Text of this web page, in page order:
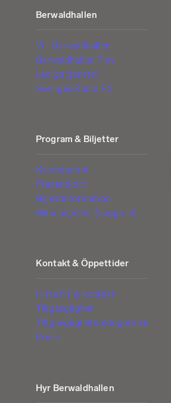
Berwaldhallen
Vi i Berwaldhallen
Berwaldhallen Play
Lediga tjänster
Sveriges Radio P2
Program & Biljetter
Kalendarium
Presentkort
Biljettinformation
Mina biljetter (Logga in)
Kontakt & Öppettider
Hitta hit & kontakt
Tillgänglighet
Tillgänglighetsredogörelse
Press
Hyr Berwaldhallen